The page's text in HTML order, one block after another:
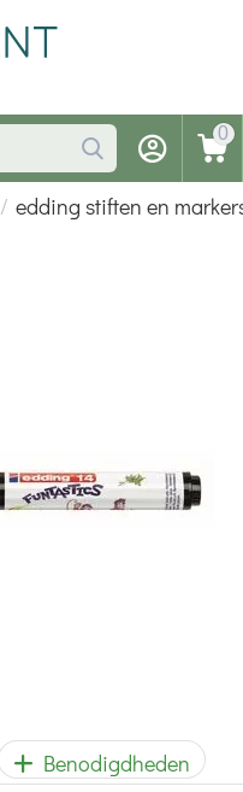
0
/ edding stiften en
Benodigdheden